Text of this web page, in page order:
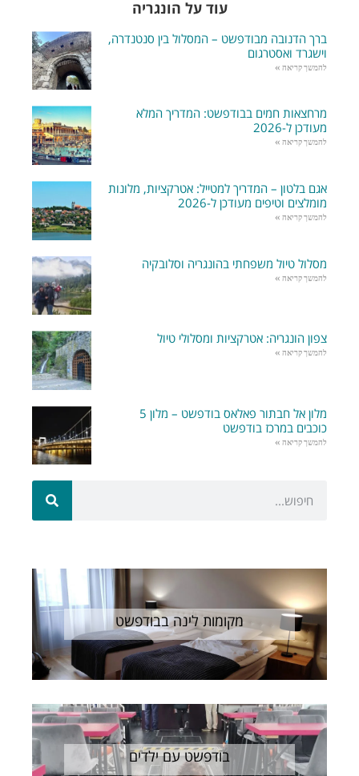
עוד על הונגריה
ברך הדנובה מבודפשט – המסלול בין סנטנדרה,
וישגרד ואסטרגום
להמשך קריאה »
מרחצאות חמים בבודפשט: המדריך המלא
מעודכן ל-2026
להמשך קריאה »
אגם בלטון – המדריך למטייל: אטרקציות, מלונות
מומלצים וטיפים מעודכן ל-2026
להמשך קריאה »
מסלול טיול משפחתי בהונגריה וסלובקיה
להמשך קריאה »
צפון הונגריה: אטרקציות ומסלולי טיול
להמשך קריאה »
מלון אל חבתור פאלאס בודפשט – מלון 5
כוכבים במרכז בודפשט
להמשך קריאה »
מקומות לינה בבודפשט
בודפשט עם ילדים